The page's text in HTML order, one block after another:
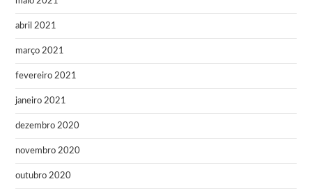
abril 2021
março 2021
fevereiro 2021
janeiro 2021
dezembro 2020
novembro 2020
outubro 2020